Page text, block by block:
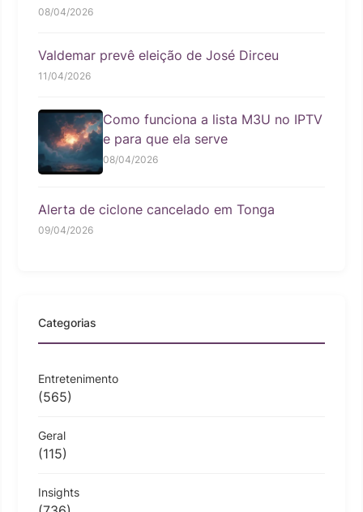
08/04/2026
Valdemar prevê eleição de José Dirceu
11/04/2026
Como funciona a lista M3U no IPTV
e para que ela serve
08/04/2026
Alerta de ciclone cancelado em Tonga
09/04/2026
Categorias
Entretenimento
(565)
Geral
(115)
Insights